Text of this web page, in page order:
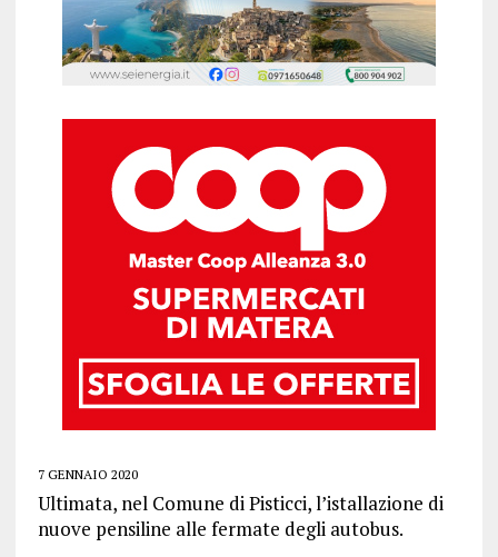
7 GENNAIO 2020
Ultimata, nel Comune di Pisticci, l’istallazione di
nuove pensiline alle fermate degli autobus.